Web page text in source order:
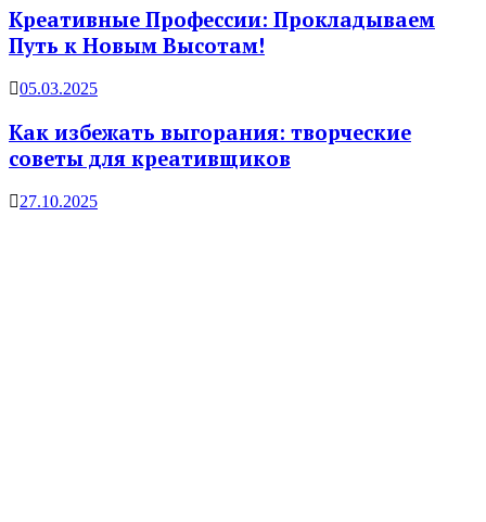
Креативные Профессии: Прокладываем
Путь к Новым Высотам!
05.03.2025
Как избежать выгорания: творческие
советы для креативщиков
27.10.2025